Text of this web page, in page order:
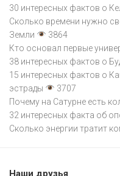
30 интересных фактов о
Сколько времени нужно
Земли
3864
Кто основал первые
38 интересных фактов о
15 интересных фактов о
эстрады
3707
Почему на Сатурне есть
32 интересных факта об
Сколько энергии тратит
Наши друзья